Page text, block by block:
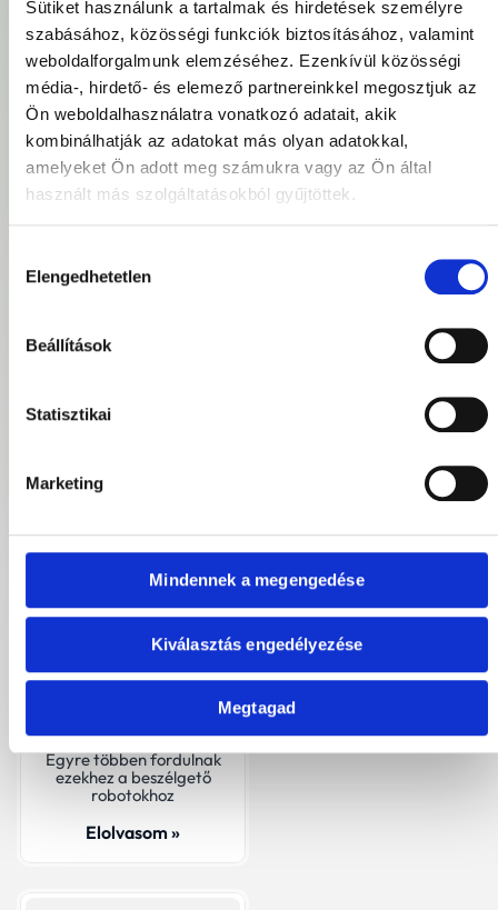
Sütiket használunk a tartalmak és hirdetések személyre
szabásához, közösségi funkciók biztosításához, valamint
weboldalforgalmunk elemzéséhez. Ezenkívül közösségi
média-, hirdető- és elemező partnereinkkel megosztjuk az
Ön weboldalhasználatra vonatkozó adatait, akik
kombinálhatják az adatokat más olyan adatokkal,
amelyeket Ön adott meg számukra vagy az Ön által
használt más szolgáltatásokból gyűjtöttek.
kiválasztása
Elengedhetetlen
Beállítások
Statisztikai
Marketing
Mindennek a megengedése
Kiválasztás engedélyezése
Megtagad
40+ Webshop SEO
szempont a jobb
helyezésért
A webáruházak SEO-ja
nem egyetlen beállításon
múlik. Sok apró részlet dönti
el, hogy a vásárlók téged
találnak meg – vagy
Elolvasom »
Napi internet keresési
szokások változása
A mesterséges
intelligencia-alapú
chatbotok (mint például a
nyitnak a keresésben.
Egyre többen fordulnak
ezekhez a beszélgető
robotokhoz
Elolvasom »